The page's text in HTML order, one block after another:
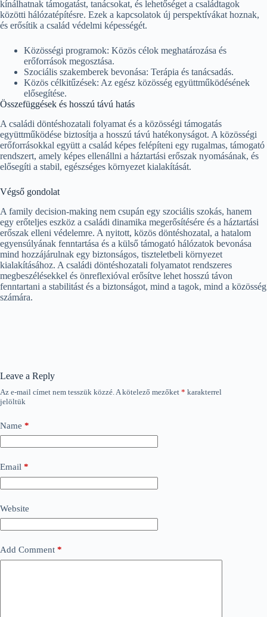
kínálhatnak támogatást, tanácsokat, és lehetőséget a családtagok
közötti hálózatépítésre. Ezek a kapcsolatok új perspektívákat hoznak,
és erősítik a család védelmi képességét.
Közösségi programok: Közös célok meghatározása és
erőforrások megosztása.
Szociális szakemberek bevonása: Terápia és tanácsadás.
Közös célkitűzések: Az egész közösség együttműködésének
elősegítése.
Összefüggések és hosszú távú hatás
A családi döntéshozatali folyamat és a közösségi támogatás
együttműködése biztosítja a hosszú távú hatékonyságot. A közösségi
erőforrásokkal együtt a család képes felépíteni egy rugalmas, támogató
rendszert, amely képes ellenállni a háztartási erőszak nyomásának, és
elősegíti a stabil, egészséges környezet kialakítását.
Végső gondolat
A family decision-making nem csupán egy szociális szokás, hanem
egy erőteljes eszköz a családi dinamika megerősítésére és a háztartási
erőszak elleni védelemre. A nyitott, közös döntéshozatal, a hatalom
egyensúlyának fenntartása és a külső támogató hálózatok bevonása
mind hozzájárulnak egy biztonságos, tiszteletbeli környezet
kialakításához. A családi döntéshozatali folyamatot rendszeres
megbeszélésekkel és önreflexióval erősítve lehet hosszú távon
fenntartani a stabilitást és a biztonságot, mind a tagok, mind a közösség
számára.
Leave a Reply
Az e-mail címet nem tesszük közzé. A kötelező mezőket * karakterrel
jelöltük
Name *
Email *
Website
Add Comment *